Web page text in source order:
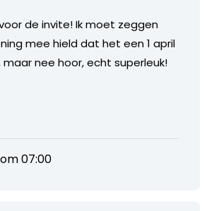
de invite! Ik moet zeggen
mee hield dat het een 1 april
maar nee hoor, echt superleuk!
07:00